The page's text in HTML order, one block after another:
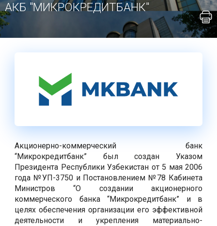
АКБ "МИКРОКРЕДИТБАНК"
Акционерно-коммерческий банк
“Микрокредитбанк” был создан Указом
Президента Республики Узбекистан от 5 мая 2006
года №УП-3750 и Постановлением №78 Кабинета
Министров “О создании акционерного
коммерческого банка “Микрокредитбанк” и в
целях обеспечения организации его эффективной
деятельности и укрепления материально-